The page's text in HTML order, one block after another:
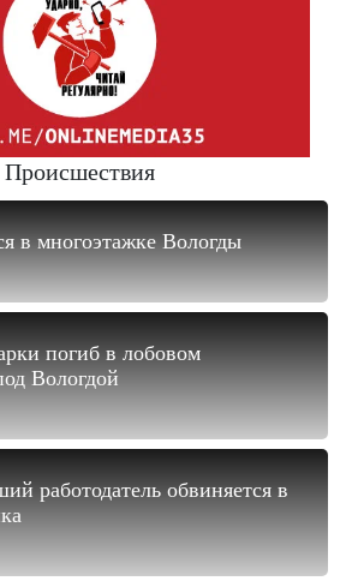
Происшествия
в многоэтажке Вологды
погиб в лобовом
Вологдой
работодатель обвиняется в